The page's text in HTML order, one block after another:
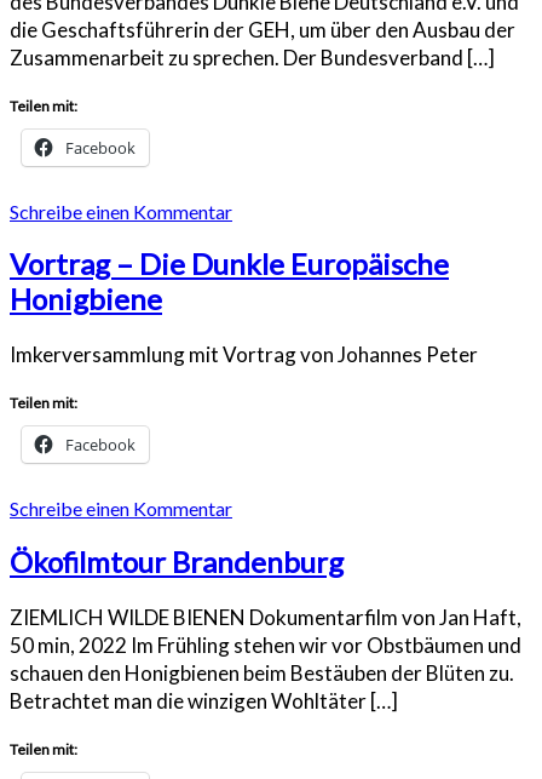
die Geschaftsführerin der GEH, um über den Ausbau der
Zusammenarbeit zu sprechen. Der Bundesverband […]
Teilen mit:
Facebook
Schreibe einen Kommentar
Vortrag – Die Dunkle Europäische
Honigbiene
Imkerversammlung mit Vortrag von Johannes Peter
Teilen mit:
Facebook
Schreibe einen Kommentar
Ökofilmtour Brandenburg
ZIEMLICH WILDE BIENEN Dokumentarfilm von Jan Haft,
50 min, 2022 Im Frühling stehen wir vor Obstbäumen und
schauen den Honigbienen beim Bestäuben der Blüten zu.
Betrachtet man die winzigen Wohltäter […]
Teilen mit: